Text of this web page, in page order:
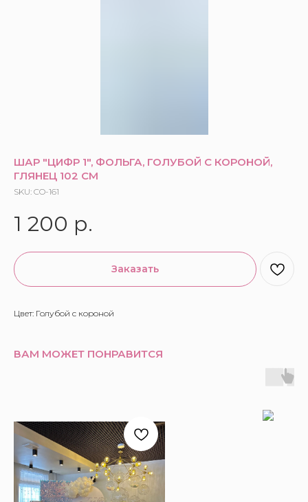
ШАР "ЦИФР 1", ФОЛЬГА, ГОЛУБОЙ С КОРОНОЙ,
ГЛЯНЕЦ 102 СМ
SKU: CO-161
1 200 р.
Заказать
Цвет: Голубой с короной
ВАМ МОЖЕТ ПОНРАВИТСЯ